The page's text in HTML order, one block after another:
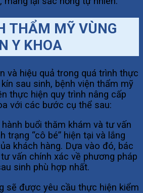
THẨM MỸ VÙNG
Y KHOA
và hiệu quả trong quá trình thực
sau sinh, bệnh viện thẩm mỹ
thực hiện quy trình nâng cấp
với các bước cụ thể sau:
buổi thăm khám và tư vấn
trạng “cô bé” hiện tại và lắng
khách hàng. Dựa vào đó, bác
vấn chính xác về phương pháp
sinh phù hợp nhất.
sẽ được yêu cầu thực hiện kiểm